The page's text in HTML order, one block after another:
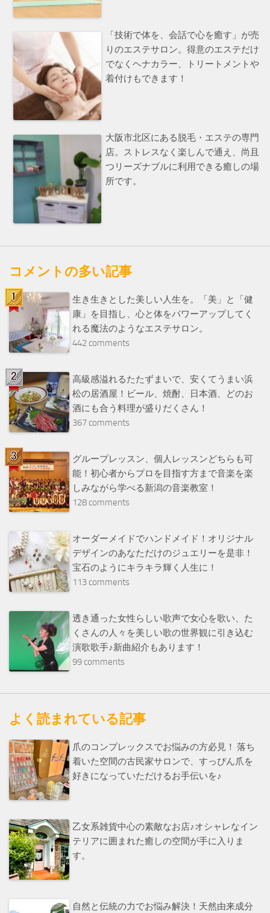
「技術で体を、会話で心を癒す」が売
りのエステサロン。得意のエステだけ
でなくヘナカラー、トリートメントや
着付けもできます！
大阪市北区にある脱毛・エステの専門
店。ストレスなく楽しんで通え、尚且
つリーズナブルに利用できる癒しの場
所です。
コメントの多い記事
生き生きとした美しい人生を。「美」と「健
康」を目指し、心と体をパワーアップしてく
れる魔法のようなエステサロン。
442 comments
高級感溢れるたたずまいで、安くてうまい浜
松の居酒屋！ビール、焼酎、日本酒、どのお
酒にも合う料理が盛りだくさん！
367 comments
グループレッスン、個人レッスンどちらも可
能！初心者からプロを目指す方まで音楽を楽
しみながら学べる新潟の音楽教室！
128 comments
オーダーメイドでハンドメイド！オリジナル
デザインのあなただけのジュエリーを是非！
宝石のようにキラキラ輝く人生に！
113 comments
透き通った女性らしい歌声で女心を歌い、た
くさんの人々を美しい歌の世界観に引き込む
演歌歌手♪新曲紹介もあります！
99 comments
よく読まれている記事
爪のコンプレックスでお悩みの方必見！ 落ち
着いた空間の古民家サロンで、すっぴん爪を
好きになっていただけるお手伝いを♪
乙女系雑貨中心の素敵なお店♪オシャレなイン
テリアに囲まれた癒しの空間が手に入りま
す。
自然と伝統の力でお悩み解決！天然由来成分